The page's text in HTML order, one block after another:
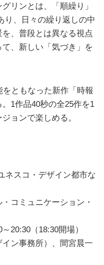
リンとは、「順繰り」
り、日々の繰り返しの中
、普段とは異なる視点
、新しい「気づき」を
ともなった新作「時報
1作品40秒の全25作を1
ョンで楽しめる。
ネスコ・デザイン都市な
コミュニケーション・
20:30（18:30開場）
ン事務所）、間宮晨一